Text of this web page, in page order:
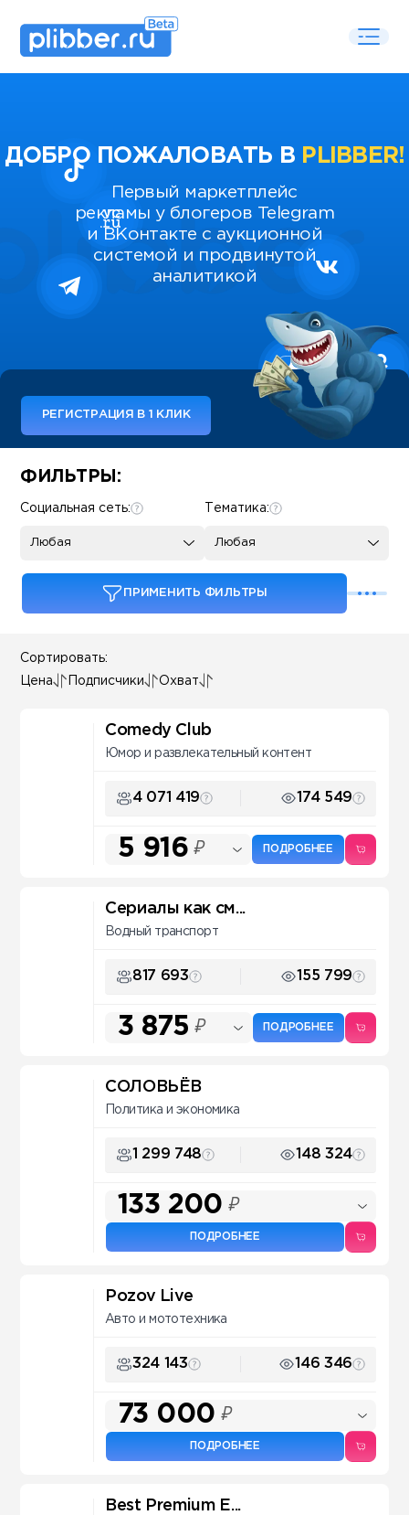
ДОБРО ПОЖАЛОВАТЬ В PLIBBER!
Первый маркетплейс
рекламы у блогеров Telegram
и ВКонтакте с аукционной
системой и продвинутой
аналитикой
РЕГИСТРАЦИЯ В 1 КЛИК
Some SEO Title
ФИЛЬТРЫ:
Тематика:
Любая
Социальная сеть:
Любая
ПРИМЕНИТЬ ФИЛЬТРЫ
Сортировать:
Цена Подписчики Охват
Comedy Club
Юмор и развлекательный контент
4 071 419 174 549
5 916 ₽ ПОДРОБНЕЕ
Сериалы как см...
Водный транспорт
817 693 155 799
3 875 ₽ ПОДРОБНЕЕ
СОЛОВЬЁВ
Политика и экономика
1 299 748 148 324
133 200 ₽
ПОДРОБНЕЕ
Pozov Live
Авто и мототехника
324 143 146 346
73 000 ₽
ПОДРОБНЕЕ
Best Premium E...